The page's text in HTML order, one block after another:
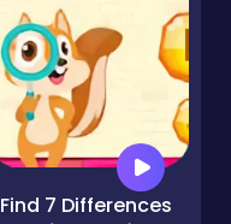
Find 7 Differences